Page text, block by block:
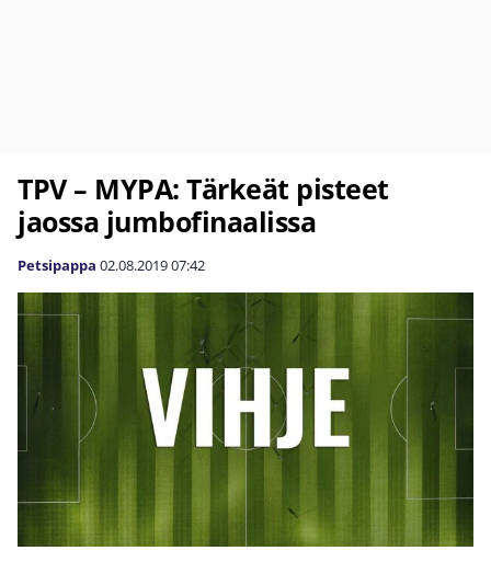
TPV – MYPA: Tärkeät pisteet
jaossa jumbofinaalissa
Petsipappa 02.08.201907:42